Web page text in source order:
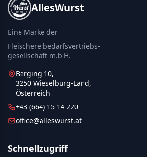
AllesWurst
Eine Marke der
Fleischereibedarfsvertriebs-
gesellschaft m.b.H.
Berging 10,
3250 Wieselburg-Land,
Österreich
+43 (664) 15 14 220
office@alleswurst.at
Schnellzugriff